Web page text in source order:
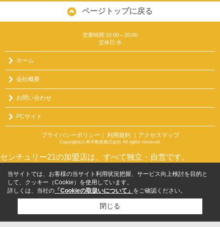
ページトップに戻る
営業時間:10:00～20:00
定休日:水
ホーム
会社概要
お問い合わせ
PCサイト
プライバシーポリシー ｜ 利用規約 ｜アクセスマップ
Copyright(c) 寿不動産株式会社 All rights reserved.
センチュリー21の加盟店は、すべて独立・自営です。
当サイトでは、お客様の当サイト利用状況把握、サービス向上検討を目的と
して、クッキー（Cookie）を使用しています。
詳しくは、当社の 「Cookieの取扱いについて」 をご確認ください。
閉じる